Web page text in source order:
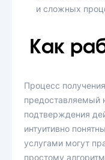
и сложных
Как
Процесс
предоставляемый
подтверждения
интуитивно
услугами могут
простому